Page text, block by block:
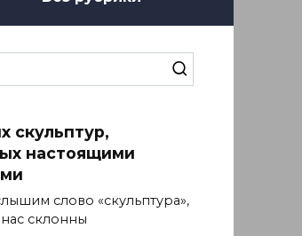
скульптур,
настоящими
слово «скульптура»,
склонны